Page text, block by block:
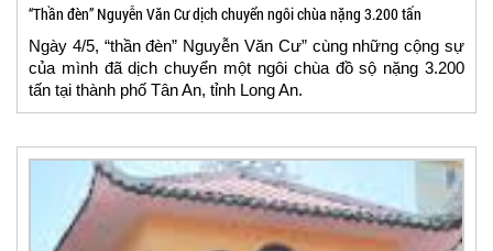
“Thần đèn” Nguyễn Văn Cư dịch chuyển ngôi chùa nặng 3.200 tấn
Ngày 4/5, “thần đèn” Nguyễn Văn Cư” cùng những cộng sự
của mình đã dịch chuyển một ngôi chùa đồ sộ nặng 3.200
tấn tại thành phố Tân An, tỉnh Long An.